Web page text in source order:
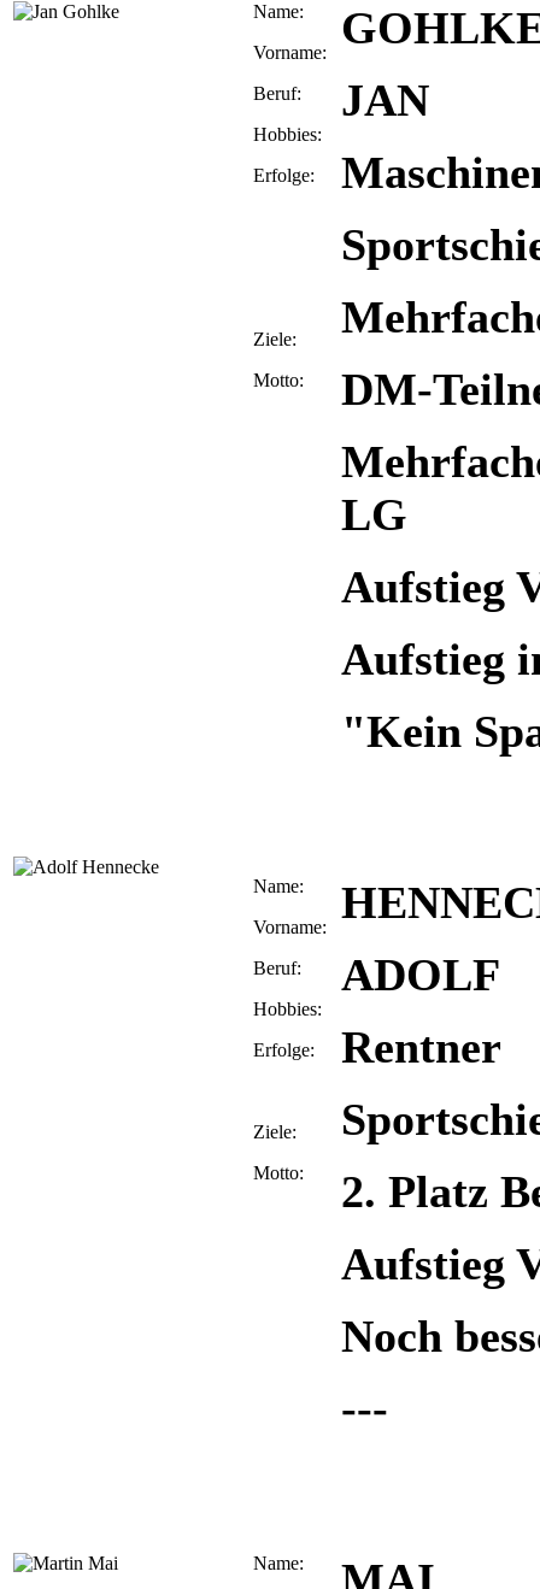
Name:
Vorname:
Beruf:
Hobbies:
Erfolge:
Ziele:
Motto:
JAN
DM-
LG
Aufstieg
Aufstieg
"Kein
Name:
Vorname:
Beruf:
Hobbies:
Erfolge:
Ziele:
Motto:
ADOLF
Rentner
2. Platz
Aufstieg
Noch
---
Name: